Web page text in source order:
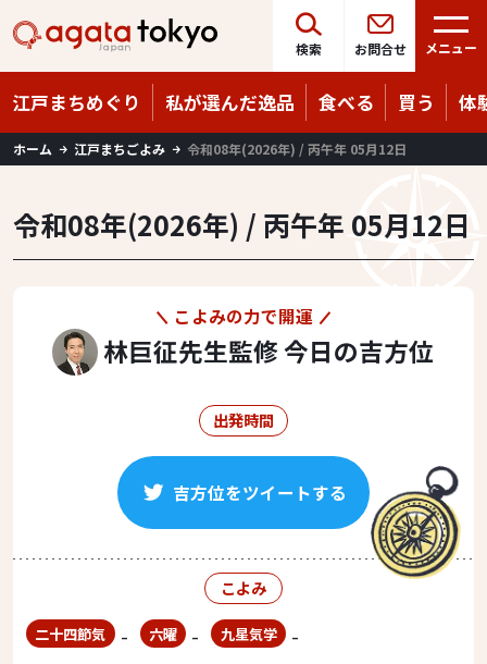
検索 お問合せ メニュー
江戸まちめぐり 私が選んだ逸品 食べる 買う 体
08/09（日）
Language
ホーム 江戸まちごよみ 令和08年(2026年) / 丙午年 05月12日
令和08年(2026年) / 丙午年 05月12日
こよみの力で開運
林巨征先生監修 今日の吉方位
出発時間
吉方位をツイートする
こよみ
二十四節気 - 六曜 - 九星気学 -